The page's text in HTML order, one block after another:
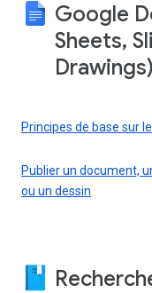
Google
Sheets,
Drawings)
Principes de base sur
Publier un document,
ou un dessin